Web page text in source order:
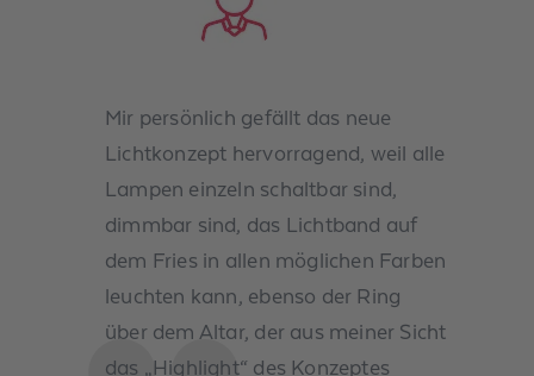
Mir persönlich gefällt das neue
Lichtkonzept hervorragend, weil alle
Lampen einzeln schaltbar sind,
dimmbar sind, das Lichtband auf
dem Fries in allen möglichen Farben
leuchten kann, ebenso der Ring
über dem Altar, der aus meiner Sicht
das „Highlight“ des Konzeptes